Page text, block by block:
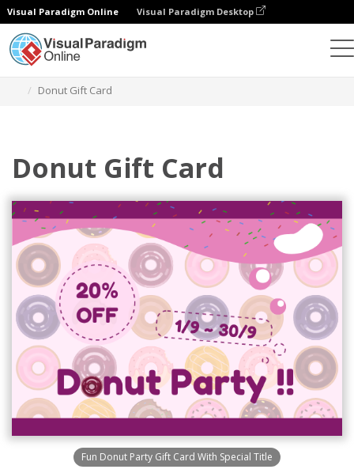
Visual Paradigm Online Visual Paradigm Desktop
Donut Gift Card
Donut Gift Card
Fun Donut Party Gift Card With Special Title